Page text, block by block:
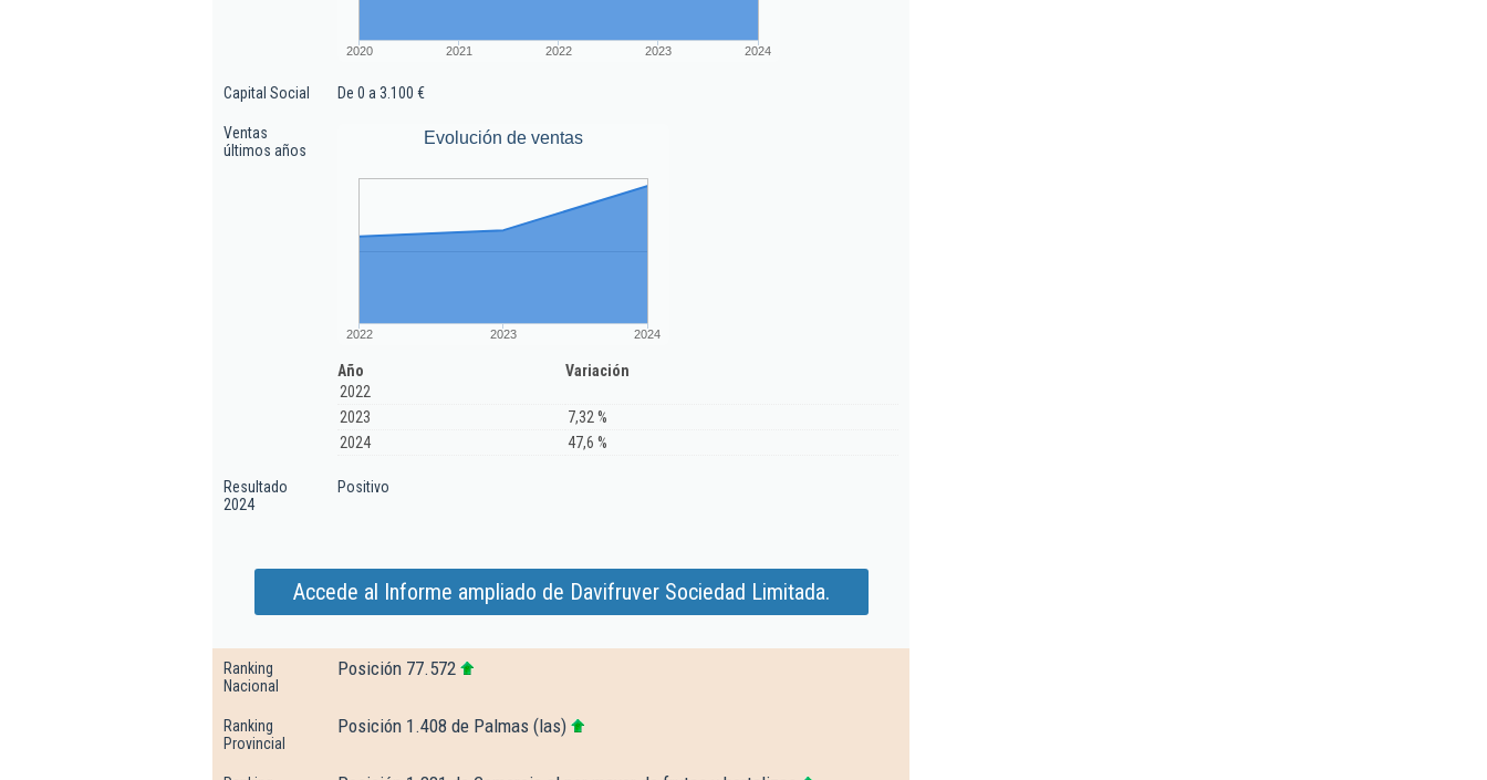
2020 2021 2022 2023 2024
Capital Social De 0 a 3.100 €
Ventas
últimos años
Evolución de ventas
2022 2023 2024
Año
Variación
2022
2023
7,32 %
2024
47,6 %
Resultado
2024
Positivo
Accede al Informe ampliado de Davifruver Sociedad Limitada.
Ranking
Nacional
Posición 77.572
Ranking
Provincial
Posición 1.408 de Palmas (las)